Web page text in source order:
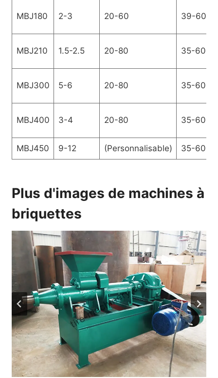
MBJ180 2-3 20-60 39-60
MBJ210 1.5-2.5 20-80 35-60
MBJ300 5-6 20-80 35-60
MBJ400 3-4 20-80 35-60
MBJ450 9-12 (Personnalisable) 35-60
Plus d'images de machines à
briquettes